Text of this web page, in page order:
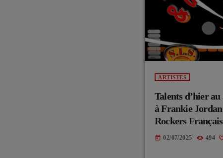
ARTISTES
Talents d’hier
à Frankie
Rockers
today 02/07/2025 494